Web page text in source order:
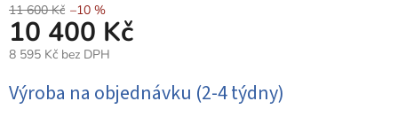
11 600 Kč –10 %
10 400 Kč
8 595 Kč bez DPH
cena:
Výroba na objednávku (2-4 týdny)